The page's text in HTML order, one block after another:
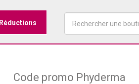
Réductions
Code promo Phyderma